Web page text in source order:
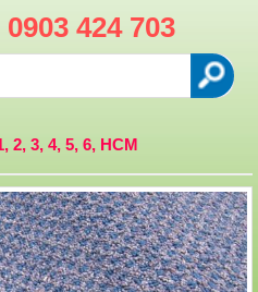
424 703
2, 3, 4, 5, 6, HCM